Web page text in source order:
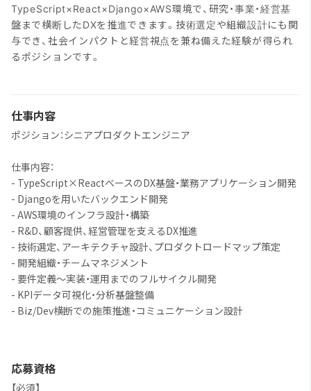
TypeScript×React×Django×AWS環境で、研究・事業・経営基
盤まで横断したDXを推進できます。技術選定や組織設計にも関
与でき、社会インパクトと経営視点を兼ね備えた経験が得られ
るポジションです。
仕事内容
ポジション：シニアプロダクトエンジニア
仕事内容：
- TypeScript×ReactベースのDX基盤・業務アプリケーション開発
- Djangoを用いたバックエンド開発
- AWS環境のインフラ設計・構築
- R&D、顧客提供、経営管理を支えるDX推進
- 技術選定、アーキテクチャ設計、プロダクトロードマップ策定
- 開発組織・チームマネジメント
- 要件定義〜実装・運用までのフルサイクル開発
- KPIデータ可視化・分析基盤整備
- Biz/Dev横断での施策推進・コミュニケーション設計
応募資格
【必須】